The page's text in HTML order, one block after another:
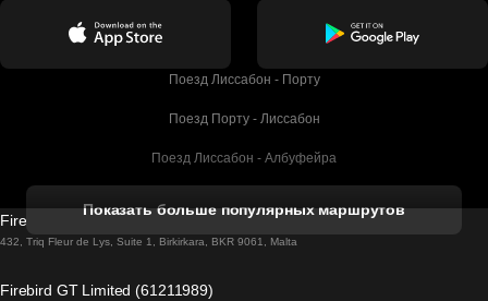
Поезд Лиссабон - Порту
Поезд Порту - Лиссабон
Поезд Лиссабон - Албуфейра
Поезд Лиссабон - Лагос
Показать больше популярных маршрутов
Firebird GT Limited (OC 1451)
432, Triq Fleur de Lys, Suite 1, Birkirkara, BKR 9061, Malta
Firebird GT Limited (61211989)